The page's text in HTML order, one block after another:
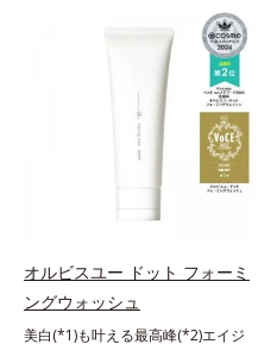
アミノ酸（ポリグルタミン酸）配合
＝乾燥を防ぎ、うるおいに満ちた肌
へ導く保湿成分、植物由来アミノ酸
（エルゴチオネイン）配合＝肌を整
え、すこやかに保つ保湿成分、微生
物由来アミノ酸（エクトイン）配合
＝乱れた角層にうるおいを与え、肌
荒れを防ぐ保湿成分*5 ウォッシュ
を除くLM＝さっぱり高保湿タイプ
高保湿タイプ（普通肌～超乾性肌）
ある脂質が少ないソイプロテイン
（大豆由来の植物性たんぱく質）を
採用しました。吸収が穏やかで、腹
持ちがいいのもポイントです。体を
作る材料であるたんぱく質12g(*1)
をメインに、美を引き出すコラーゲ
ン5,000mgも配合。さらにリズムを
支える鉄分やビタミン6種(*2)、食
美を総合的に支えます。甘さ控えめ
のカフェオレ味、濃厚な抹茶味の2
味展開。プロテイン独特のにおいや
クセが少なく、水に溶けやすいの
オルビスユー ドット フォーミ
ングウォッシュ
美白(*1)も叶える最高峰(*2)エイジ